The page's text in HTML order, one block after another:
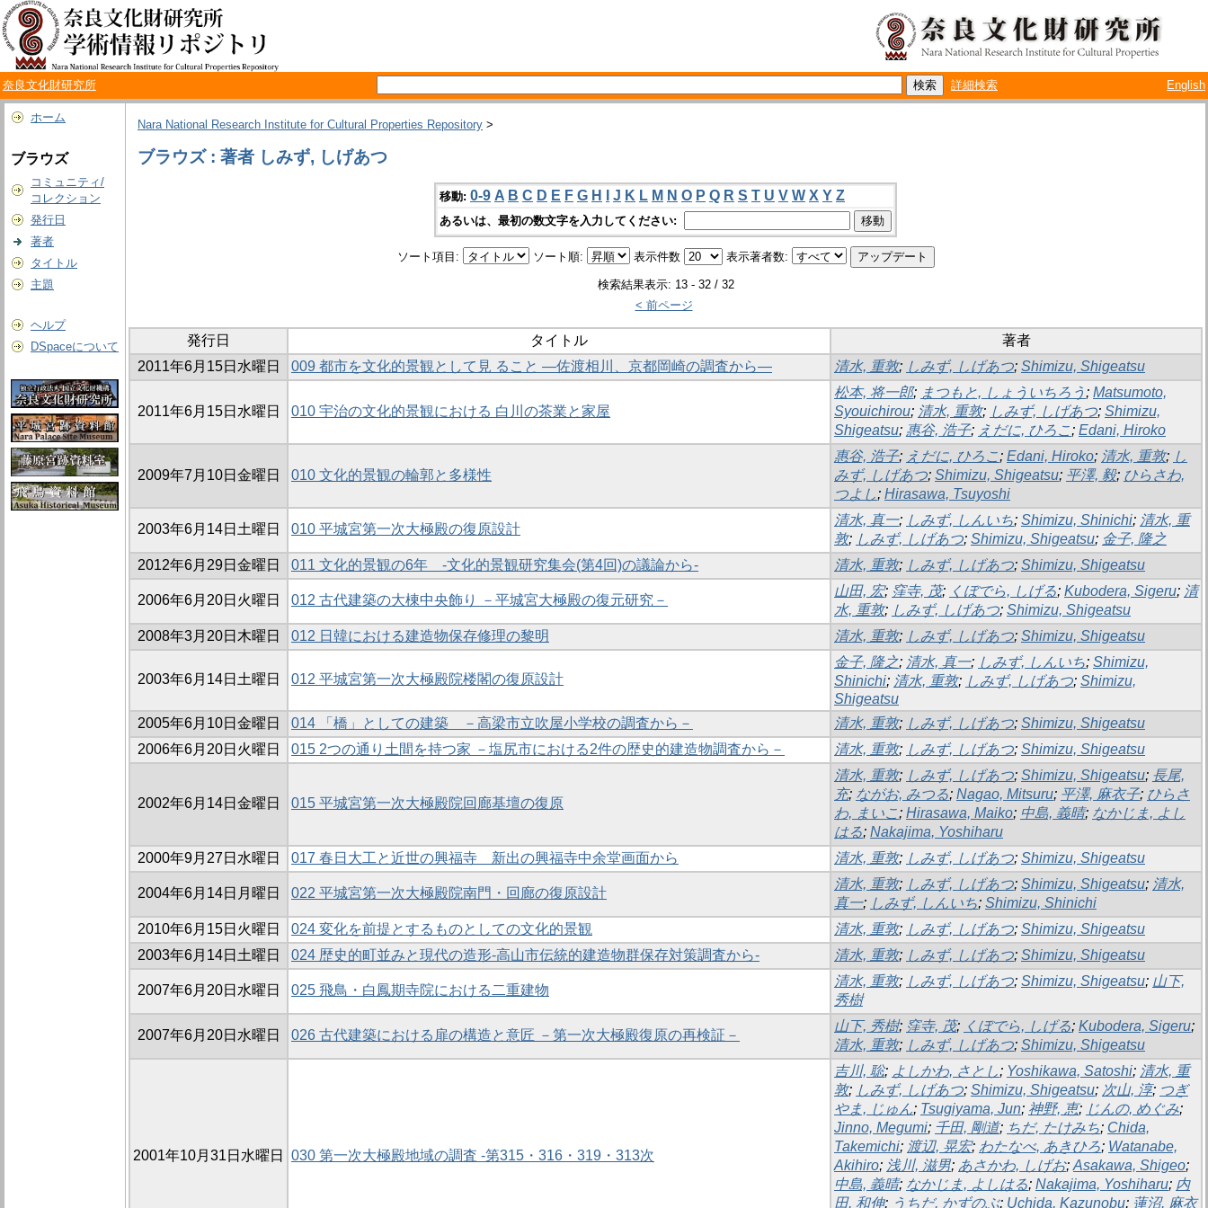
奈良文化財研究所 詳細検索 English
ホーム
ブラウズ
コミュニティ/
コレクション
発行日
著者
タイトル
主題
ヘルプ
DSpaceについて
Nara National Research Institute for Cultural Properties Repository >
ブラウズ : 著者 しみず, しげあつ
移動: 0-9 A B C D E F G H J K L M N O P Q R S T U V W X Y Z
あるいは、最初の数文字を入力してください:
ソート項目: ソート順: 表示件数 表示著者数:
検索結果表示: 13 - 32 / 32
< 前ページ
発行日 タイトル
著者
2011年6月15日水曜日
009 都市を文化的景観として見 ること ―佐渡相川、京都岡崎の調査から― 清水, 重敦; しみず, しげあつ; Shimizu, Shigeatsu
2011年6月15日水曜日 010 宇治の文化的景観における 白川の茶業と家屋
松本, 将一郎; まつもと, しょういちろう ; Matsumoto,
Syouichirou; 清水, 重敦; しみず, しげあつ; Shimizu,
Shigeatsu; 惠谷, 浩子; えだに, ひろこ; Edani, Hiroko
2009年7月10日金曜日 010 文化的景観の輪郭と多様性
惠谷, 浩子; えだに, ひろこ; Edani, Hiroko; 清水, 重敦; し
みず, しげあつ; Shimizu, Shigeatsu; 平澤, 毅; ひらさわ,
つよし; Hirasawa, Tsuyoshi
2003年6月14日土曜日 010 平城宮第一次大極殿の復原設計
清水, 真一; しみず, しんいち; Shimizu, Shinichi; 清水, 重
敦; しみず, しげあつ; Shimizu, Shigeatsu; 金子, 隆之
2012年6月29日金曜日
011 文化的景観の6年 -文化的景観研究集会(第4回)の議論から- 清水, 重敦; しみず, しげあつ; Shimizu, Shigeatsu
2006年6月20日火曜日 012 古代建築の大棟中央飾り －平城宮大極殿の復元研究－
山田, 宏; 窪寺, 茂; くぼでら, しげる; Kubodera, Sigeru; 清
水, 重敦; しみず, しげあつ; Shimizu, Shigeatsu
2008年3月20日木曜日
012 日韓における建造物保存修理の黎明 清水, 重敦; しみず, しげあつ; Shimizu, Shigeatsu
2003年6月14日土曜日 012 平城宮第一次大極殿院楼閣の復原設計
金子, 隆之; 清水, 真一; しみず, しんいち; Shimizu,
Shinichi; 清水, 重敦; しみず, しげあつ; Shimizu,
Shigeatsu
2005年6月10日金曜日
014 「橋」としての建築 －高梁市立吹屋小学校の調査から－ 清水, 重敦; しみず, しげあつ; Shimizu, Shigeatsu
2006年6月20日火曜日
015 2つの通り土間を持つ家 －塩尻市における2件の歴史的建造物調査から－ 清水, 重敦; しみず, しげあつ; Shimizu, Shigeatsu
2002年6月14日金曜日 015 平城宮第一次大極殿院回廊基壇の復原
清水, 重敦; しみず, しげあつ; Shimizu, Shigeatsu; 長尾,
充; ながお, みつる; Nagao, Mitsuru; 平澤, 麻衣子; ひらさ
わ, まいこ; Hirasawa, Maiko; 中島, 義晴; なかじま, よし
はる; Nakajima, Yoshiharu
2000年9月27日水曜日
017 春日大工と近世の興福寺 新出の興福寺中余堂画面から 清水, 重敦; しみず, しげあつ; Shimizu, Shigeatsu
2004年6月14日月曜日 022 平城宮第一次大極殿院南門・回廊の復原設計
清水, 重敦; しみず, しげあつ; Shimizu, Shigeatsu; 清水,
真一; しみず, しんいち; Shimizu, Shinichi
2010年6月15日火曜日
024 変化を前提とするものとしての文化的景観 清水, 重敦; しみず, しげあつ; Shimizu, Shigeatsu
2003年6月14日土曜日
024 歴史的町並みと現代の造形-高山市伝統的建造物群保存対策調査から- 清水, 重敦; しみず, しげあつ; Shimizu, Shigeatsu
2007年6月20日水曜日 025 飛鳥・白鳳期寺院における二重建物
清水, 重敦; しみず, しげあつ; Shimizu, Shigeatsu; 山下,
秀樹
2007年6月20日水曜日 026 古代建築における扉の構造と意匠 －第一次大極殿復原の再検証－
山下, 秀樹; 窪寺, 茂; くぼでら, しげる; Kubodera, Sigeru;
清水, 重敦; しみず, しげあつ; Shimizu, Shigeatsu
2001年10月31日水曜日 030 第一次大極殿地域の調査 -第315・316・319・313次
吉川, 聡; よしかわ, さとし; Yoshikawa, Satoshi; 清水, 重
敦; しみず, しげあつ; Shimizu, Shigeatsu; 次山, 淳; つぎ
やま, じゅん; Tsugiyama, Jun; 神野, 恵; じんの, めぐみ;
Jinno, Megumi; 千田, 剛道; ちだ, たけみち; Chida,
Takemichi; 渡辺, 晃宏; わたなべ, あきひろ; Watanabe,
Akihiro; 浅川, 滋男; あさかわ, しげお; Asakawa, Shigeo;
中島, 義晴; なかじま, よしはる; Nakajima, Yoshiharu; 内
田, 和伸; うちだ, かずのぶ; Uchida, Kazunobu; 蓮沼, 麻衣